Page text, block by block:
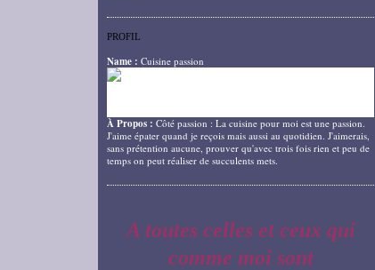
PROFIL
Name : Cuisine passion
À Propos : Côté passion : La cuisine pour moi est une passion.
J'aime épater quand je reçois mais aussi au quotidien. J'aimerais,
sans prétention aucune, prouver qu'avec trois fois rien et peu de
temps on peut réaliser de succulents mets.
A toutes celles et ceux qui
comme moi sont